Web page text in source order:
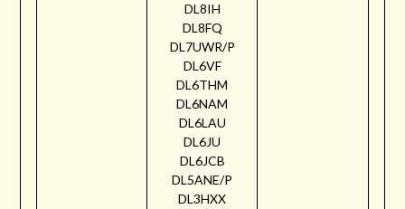
DL8IH
DL8FQ
DL7UWR/P
DL6VF
DL6THM
DL6NAM
DL6LAU
DL6JU
DL6JCB
DL5ANE/P
DL3HXX